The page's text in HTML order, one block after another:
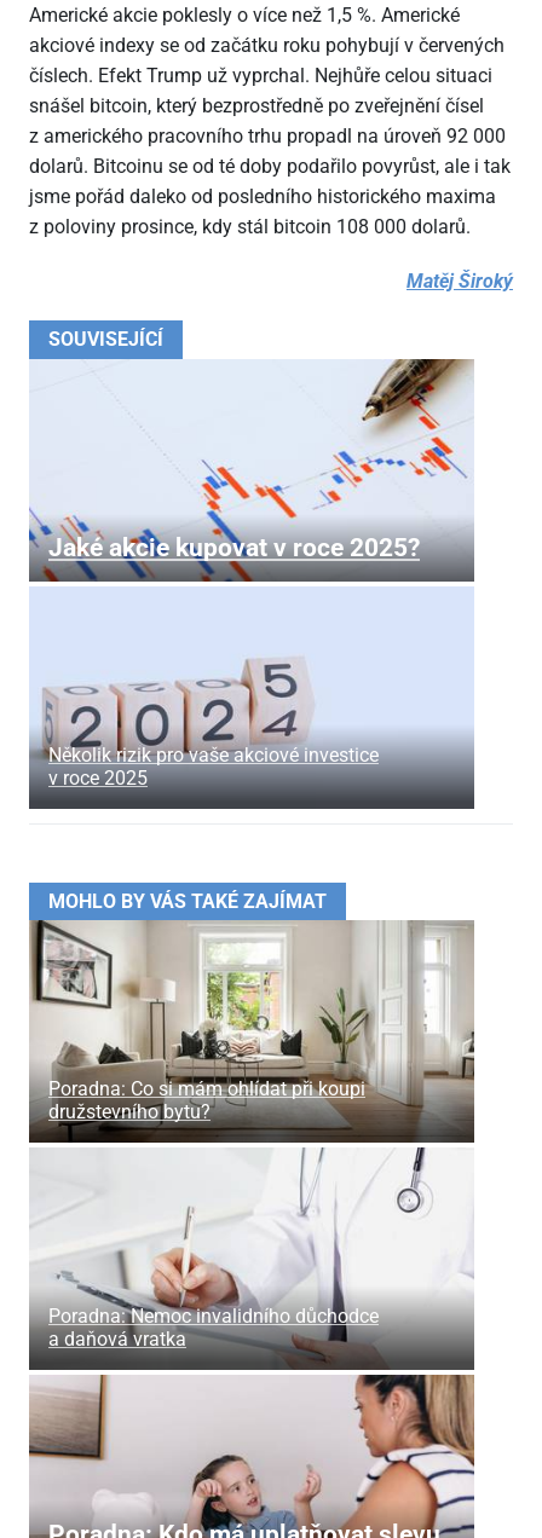
SOUVISEJÍCÍ
Jaké akcie kupovat v roce 2025?
Několik rizik pro vaše akciové investice
v roce 2025
Americké akcie poklesly o více než 1,5 %. Americké
akciové indexy se od začátku roku pohybují v červených
číslech. Efekt Trump už vyprchal. Nejhůře celou situaci
snášel bitcoin, který bezprostředně po zveřejnění čísel
z amerického pracovního trhu propadl na úroveň 92 000
dolarů. Bitcoinu se od té doby podařilo povyrůst, ale i tak
jsme pořád daleko od posledního historického maxima
z poloviny prosince, kdy stál bitcoin 108 000 dolarů.
Matěj Široký
MOHLO BY VÁS TAKÉ ZAJÍMAT
Poradna: Co si mám ohlídat při koupi
družstevního bytu?
Poradna: Nemoc invalidního důchodce
a daňová vratka